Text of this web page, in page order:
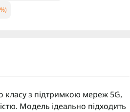
з підтримкою мереж 5G,
Модель ідеально підходить